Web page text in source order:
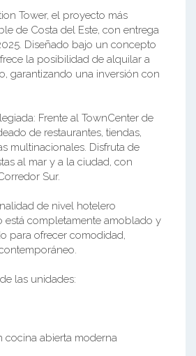
Tower, el proyecto más
de Costa del Este, con entrega
Diseñado bajo un concepto
la posibilidad de alquilar a
garantizando una inversión con
Frente al TownCenter de
de restaurantes, tiendas,
multinacionales. Disfruta de
al mar y a la ciudad, con
Sur.
de nivel hotelero
está completamente amoblado y
para ofrecer comodidad,
las unidades:
cocina abierta moderna